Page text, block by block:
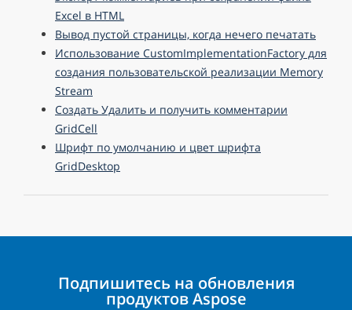
Excel в HTML
Вывод пустой страницы, когда нечего печатать
Использование CustomImplementationFactory для
создания пользовательской реализации Memory
Stream
Создать Удалить и получить комментарии
GridCell
Шрифт по умолчанию и цвет шрифта
GridDesktop
Подпишитесь на обновления
продуктов Aspose